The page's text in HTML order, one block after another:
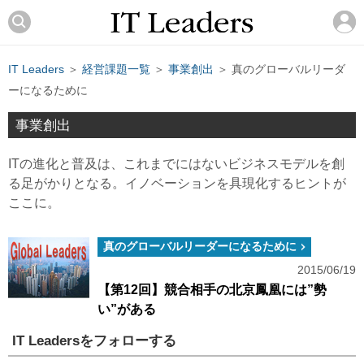
IT Leaders ＞ 経営課題一覧 ＞ 事業創出 ＞ 真のグローバルリーダ
ーになるために
事業創出
ITの進化と普及は、これまでにはないビジネスモデルを創
る足がかりとなる。イノベーションを具現化するヒントが
ここに。
真のグローバルリーダーになるために
2015/06/19
【第12回】競合相手の北京鳳凰には”勢
い”がある
IT Leadersをフォローする